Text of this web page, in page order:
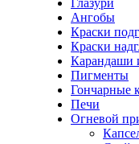
Глазури
Ангобы
Краски
Краски
Карандаши
Пигменты
Гончарные
Печи
Огневой